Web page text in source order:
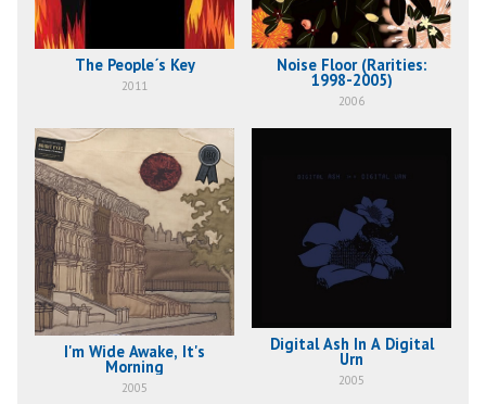
The People´s Key
2011
Noise Floor (Rarities:
1998-2005)
2006
I'm Wide Awake, It's
Morning
2005
Digital Ash In A Digital
Urn
2005